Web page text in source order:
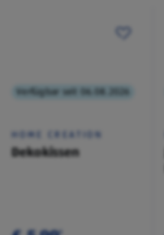
Verfügbar seit 06.08.2026
HOME CREATION
Dekokissen